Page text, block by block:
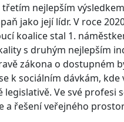
nejlepším
jako její lídr. V roce
koalice stal 1.
s druhým nejlepším
zákona o dostupném
k sociálním dávkám,
Ve své profesi
řešení veřejného